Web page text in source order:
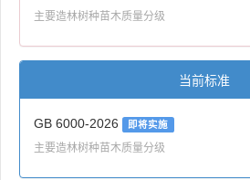
主要造林树种苗木质量分级
当前标准
GB 6000-2026 即将实施
主要造林树种苗木质量分级